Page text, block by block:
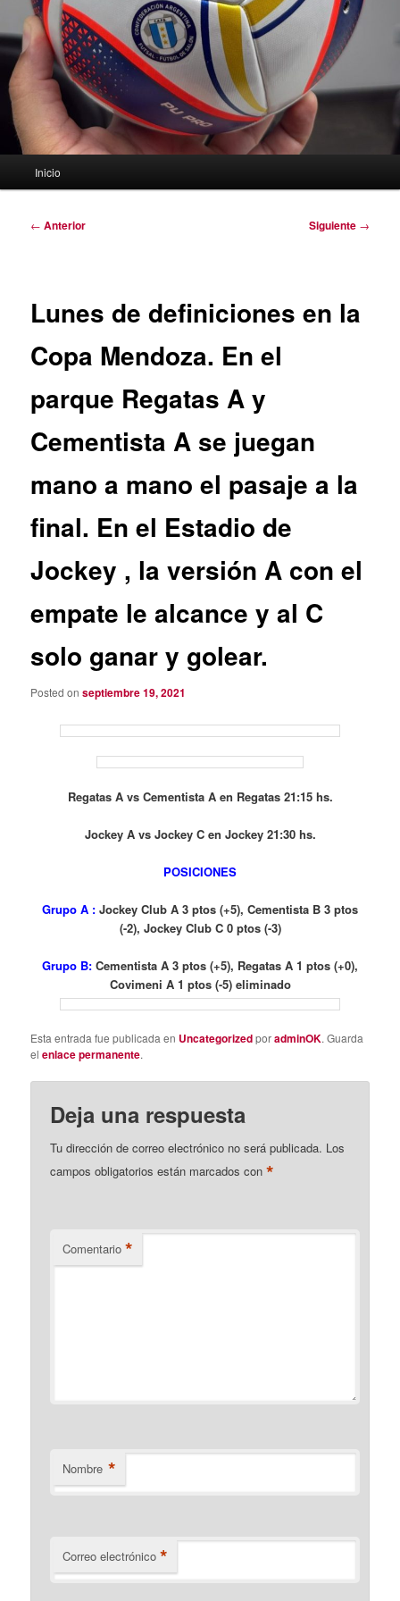
Inicio
Navegación
← Anterior Siguiente →
Lunes de definiciones en la
Copa Mendoza. En el
parque Regatas A y
Cementista A se juegan
mano a mano el pasaje a la
final. En el Estadio de
Jockey , la versión A con el
empate le alcance y al C
solo ganar y golear.
Posted onseptiembre 19, 2021
Regatas A vs Cementista A en Regatas 21:15 hs.
Jockey A vs Jockey C en Jockey 21:30 hs.
POSICIONES
Grupo A : Jockey Club A 3 ptos (+5), Cementista B 3 ptos
(-2), Jockey Club C 0 ptos (-3)
Grupo B: Cementista A 3 ptos (+5), Regatas A 1 ptos (+0),
Covimeni A 1 ptos (-5) eliminado
Esta entrada fue publicada en UncategorizedporadminOK. Guarda
elenlace permanente.
Deja una respuesta
Tu dirección de correo electrónico no será publicada. Los
campos obligatorios están marcados con*
Comentario *
Nombre *
Correo electrónico *